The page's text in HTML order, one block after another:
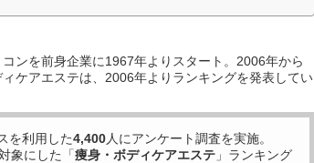
ンを前身企業に1967年よりスタート。2006年から
ケアエステは、2006年よりランキングを発表してい
を利用した4,400人にアンケート調査を実施。
象にした「痩身・ボディケアエステ 」ランキング